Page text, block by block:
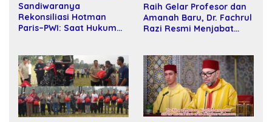
Sandiwaranya
Rekonsiliasi Hotman
Paris–PWI: Saat Hukum
Raih Gelar Profesor dan
Amanah Baru, Dr. Fachrul
Razi Resmi Menjabat